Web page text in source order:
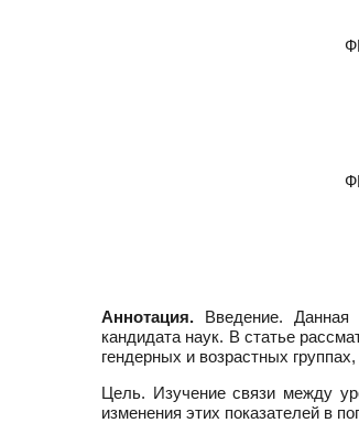
Аннотация. Введение. Данная
кандидата наук. В статье
гендерных и возрастных
Цель. Изучение связи между
изменения этих показателей в